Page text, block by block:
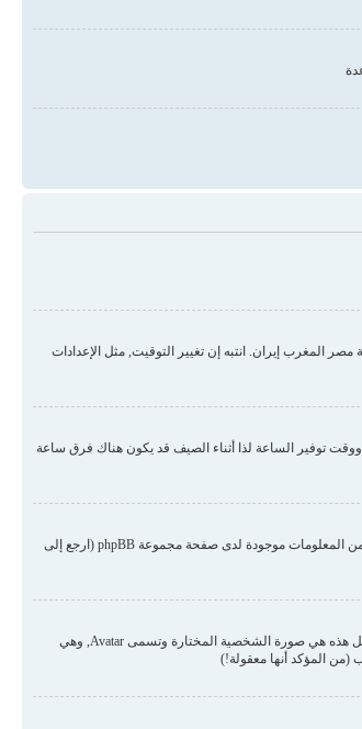
المغرب إيران. انتبه إن تغيير التوقيت, مثل الإعدادات
توفير الساعة لذا أثناء الصيف قد يكون هناك فرق ساعة
هناك احتمال أن المسؤول لم يضع لغتك من ضمن اللغات المنصبة أو لم يقم أحد بترجمة المنتدى للغتك. حاول الطلب من المسؤول أن ينصب لغتك في المنتدى, إن لم تكن موجودة لم لا تبدأ بالترجمة؟. المزيد من المعلومات موجودة لدى صفحة مجموعة phpBB (ارجع إلى
قد تكون هناك صورتان أسفل اسم المستخدم في المواضيع والردود. الأولى هي درجة المستخدم أو الرتبة, عادة ما تكون على شكل نجوم أو نقاط وتمثل عدد المشاركات في المنتدى أو حالتك في المنتدى. أسفل هذه هي صورة الشخصية المختارة وتسمى Avatar, وهي
المؤكد أنها معقولة!)